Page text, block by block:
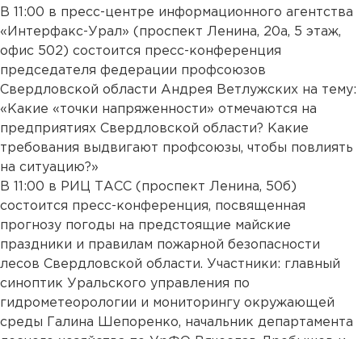
В 11:00 в пресс-центре информационного агентства
«Интерфакс-Урал» (проспект Ленина, 20а, 5 этаж,
офис 502) состоится пресс-конференция
председателя федерации профсоюзов
Свердловской области Андрея Ветлужских на тему:
«Какие «точки напряженности» отмечаются на
предприятиях Свердловской области? Какие
требования выдвигают профсоюзы, чтобы повлиять
на ситуацию?»
В 11:00 в РИЦ ТАСС (проспект Ленина, 50б)
состоится пресс-конференция, посвященная
прогнозу погоды на предстоящие майские
праздники и правилам пожарной безопасности
лесов Свердловской области. Участники: главный
синоптик Уральского управления по
гидрометеорологии и мониторингу окружающей
среды Галина Шепоренко, начальник департамента